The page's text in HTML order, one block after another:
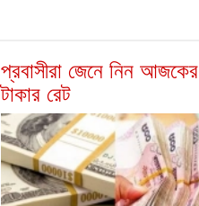
প্রবাসীরা জেনে নিন আজকের
টাকার রেট